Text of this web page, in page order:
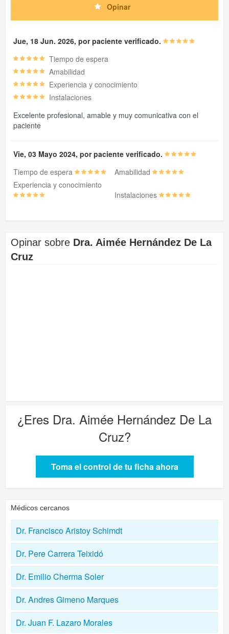
Opinar
Jue, 18 Jun. 2026, por paciente verificado.
Tiempo de espera
Amabilidad
Experiencia y conocimiento
Instalaciones
Excelente profesional, amable y muy comunicativa con el
paciente
Vie, 03 Mayo 2024, por paciente verificado.
Tiempo de espera
Amabilidad
Experiencia y conocimiento
Instalaciones
Opinar sobre Dra. Aimée Hernández De La
Cruz
¿Eres Dra. Aimée Hernández De La
Cruz?
Toma el control de tu ficha ahora
Médicos cercanos
Dr. Francisco Aristoy Schimdt
Dr. Pere Carrera Teixidó
Dr. Emilio Cherma Soler
Dr. Andres Gimeno Marques
Dr. Juan F. Lazaro Morales